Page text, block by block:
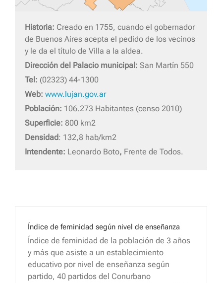
Historia: Creado en 1755, cuando el gobernador
de Buenos Aires acepta el pedido de los vecinos
y le da el título de Villa a la aldea.
Dirección del Palacio municipal: San Martín 550
Tel: (02323) 44-1300
Web: www.lujan.gov.ar
Población: 106.273 Habitantes (censo 2010)
Superficie: 800 km2
Densidad: 132,8 hab/km2
Intendente: Leonardo Boto, Frente de Todos.
Índice de feminidad según nivel de enseñanza
Índice de feminidad de la población de 3 años
y más que asiste a un establecimiento
educativo por nivel de enseñanza según
partido, 40 partidos del Conurbano